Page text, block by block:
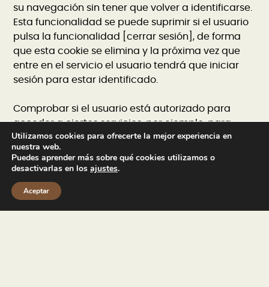
su navegación sin tener que volver a identificarse.
Esta funcionalidad se puede suprimir si el usuario
pulsa la funcionalidad [cerrar sesión], de forma
que esta cookie se elimina y la próxima vez que
entre en el servicio el usuario tendrá que iniciar
sesión para estar identificado.
Comprobar si el usuario está autorizado para
acceder a ciertos servicios, por ejemplo, para
participar en un concurso.
Adicionalmente, algunos servicios pueden utilizar
conectores con redes sociales tales como
Facebook o Twitter. Cuando el usuario se registra
en un servicio con credenciales de una red social,
Utilizamos cookies para ofrecerte la mejor experiencia en
nuestra web.
Puedes aprender más sobre qué cookies utilizamos o
desactivarlas en los ajustes.
Aceptar